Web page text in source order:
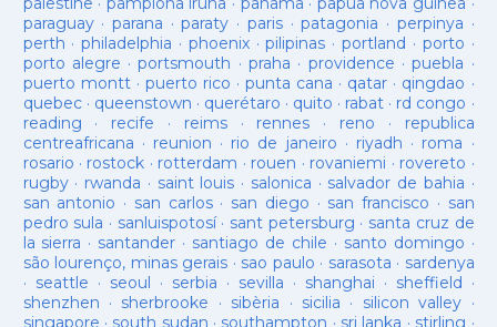
paraguay· parana ·paraty · paris·patagonia · perpinya ·
perth ·philadelphia · phoenix·pilipinas ·portland · porto ·
porto alegre ·portsmouth ·praha · providence ·puebla ·
puerto montt· puerto rico ·punta cana · qatar · qingdao ·
quebec· queenstown · querétaro · quito · rabat · rd congo ·
reading · recife · reims· rennes · reno · republica
centreafricana · reunion · rio de janeiro · riyadh · roma ·
rosario · rostock · rotterdam · rouen · rovaniemi · rovereto ·
rugby· rwanda · saint louis · salonica · salvador de bahia ·
san antonio · san carlos· san diego · san francisco · san
pedro sula · sanluispotosí· sant petersburg · santa cruz de
la sierra · santander · santiago de chile · santo domingo ·
são lourenço, minas gerais · sao paulo · sarasota · sardenya
· seattle · seoul · serbia · sevilla · shanghai · sheffield ·
shenzhen · sherbrooke · sibèria · sicilia · silicon valley ·
singapore · south sudan · southampton · sri lanka · stirling ·